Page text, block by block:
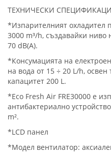
ТЕХНИЧЕСКИ
*Изпарителният охладител
3000 m³/h, създавайки
70 dB(A).
*Консумацията на
на вода от 15 ÷ 20 L/h,
капацитет 200 L.
*Eco Fresh Air FRE30000 е
антибактериално
m².
*LCD панел
*Модел вентилатор: